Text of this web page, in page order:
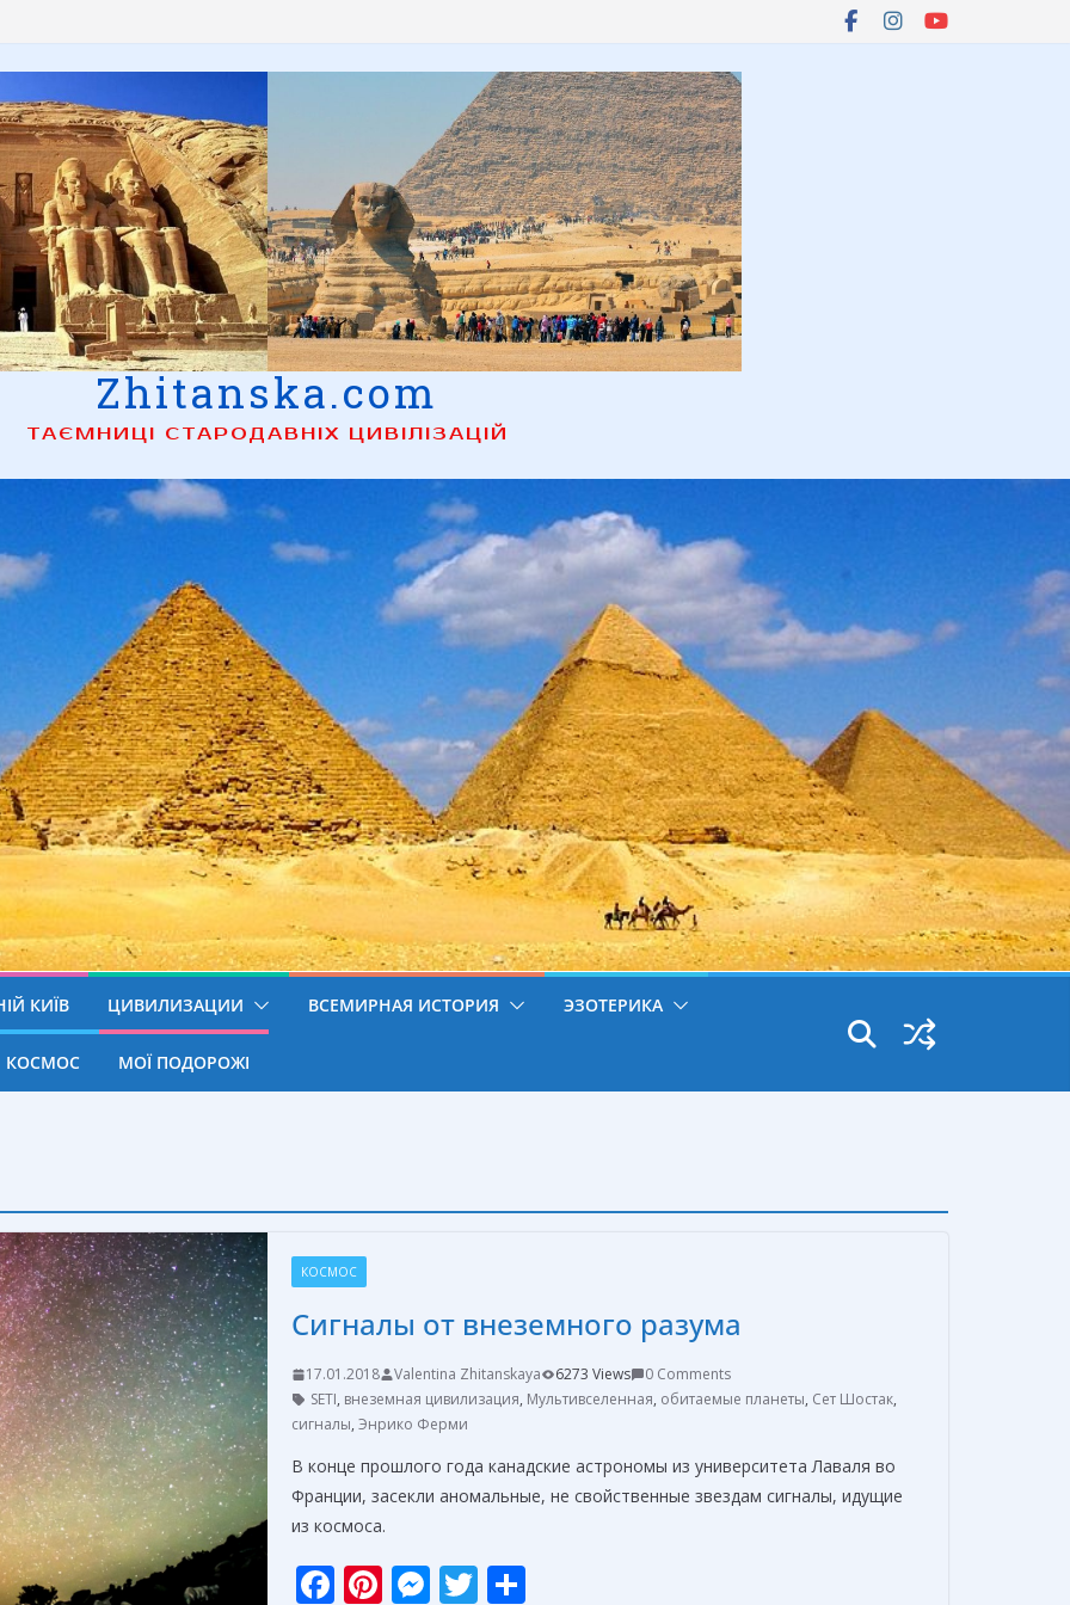
Zhitanska.com
ТАЄМНИЦІ СТАРОДАВНІХ ЦИВІЛІЗАЦІЙ
КИЇВ ЦИВИЛИЗАЦИИ ВСЕМИРНАЯ ИСТОРИЯ ЭЗОТЕРИКА
КОСМОС МОЇ ПОДОРОЖІ
КОСМОС
Сигналы от внеземного разума
17.01.2018 Valentina Zhitanskaya 6273 Views
0 Comments
SETI, внеземная цивилизация, Мультивселенная, обитаемые планеты, Сет Шостак,
сигналы, Энрико Ферми
В конце прошлого года канадские астрономы из университета Лаваля во
Франции, засекли аномальные, не свойственные звездам сигналы, идущие
из космоса.
F Pi M T